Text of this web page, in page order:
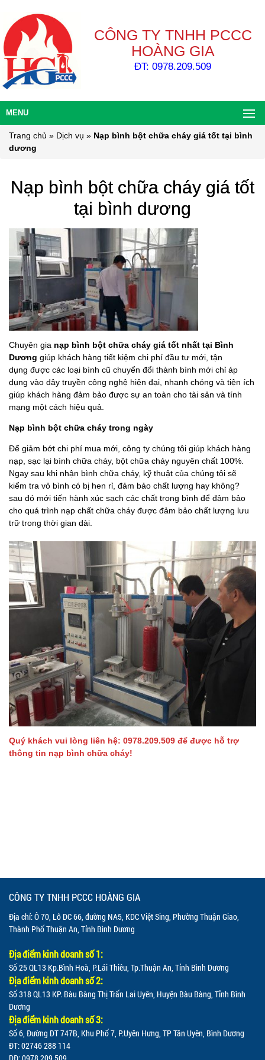
CÔNG TY TNHH PCCC
HOÀNG GIA
ĐT: 0978.209.509
MENU
Trang chủ » Dịch vụ » Nạp bình bột chữa cháy giá tốt tại bình
dương
Nạp bình bột chữa cháy giá tốt
tại bình dương
Chuyên gia nạp bình bột chữa cháy giá tốt nhất tại Bình
Dương giúp khách hàng tiết kiệm chi phí đầu tư mới, tận
dụng được các loại bình cũ chuyển đổi thành bình mới chỉ áp
dụng vào dây truyền công nghệ hiện đại, nhanh chóng và tiện ích
giúp khách hàng đảm bảo được sự an toàn cho tài sản và tính
mạng một cách hiệu quả.
Nạp bình bột chữa cháy trong ngày
Để giảm bớt chi phí mua mới, công ty chúng tôi giúp khách hàng
nạp, sạc lại bình chữa cháy, bột chữa cháy nguyên chất 100%.
Ngay sau khi nhận bình chữa cháy, kỹ thuật của chúng tôi sẽ
kiểm tra vỏ bình có bị hen rỉ, đảm bảo chất lượng hay không?
sau đó mới tiến hành xúc sạch các chất trong bình để đảm bảo
cho quá trình nạp chất chữa cháy được đảm bảo chất lượng lưu
trữ trong thời gian dài.
Quý khách vui lòng liên hệ: 0978.209.509 để được hỗ trợ
thông tin nạp bình chữa cháy!
CÔNG TY TNHH PCCC HOÀNG GIA
Địa chỉ: Ô 70, Lô DC 66, đường NA5, KDC Việt Sing, Phường Thuận Giao,
Thành Phố Thuận An, Tỉnh Bình Dương
Địa điểm kinh doanh số 1:
Số 25 QL13 Kp.Bình Hoà, P.Lái Thiêu, Tp.Thuận An, Tỉnh Bình Dương
Địa điểm kinh doanh số 2:
Số 318 QL13 KP. Bàu Bàng Thị Trấn Lai Uyên, Huyện Bàu Bàng, Tỉnh Bình
Dương
Địa điểm kinh doanh số 3:
Số 6, Đường DT 747B, Khu Phố 7, P.Uyên Hưng, TP Tân Uyên, Bình Dương
ĐT: 02746 288 114